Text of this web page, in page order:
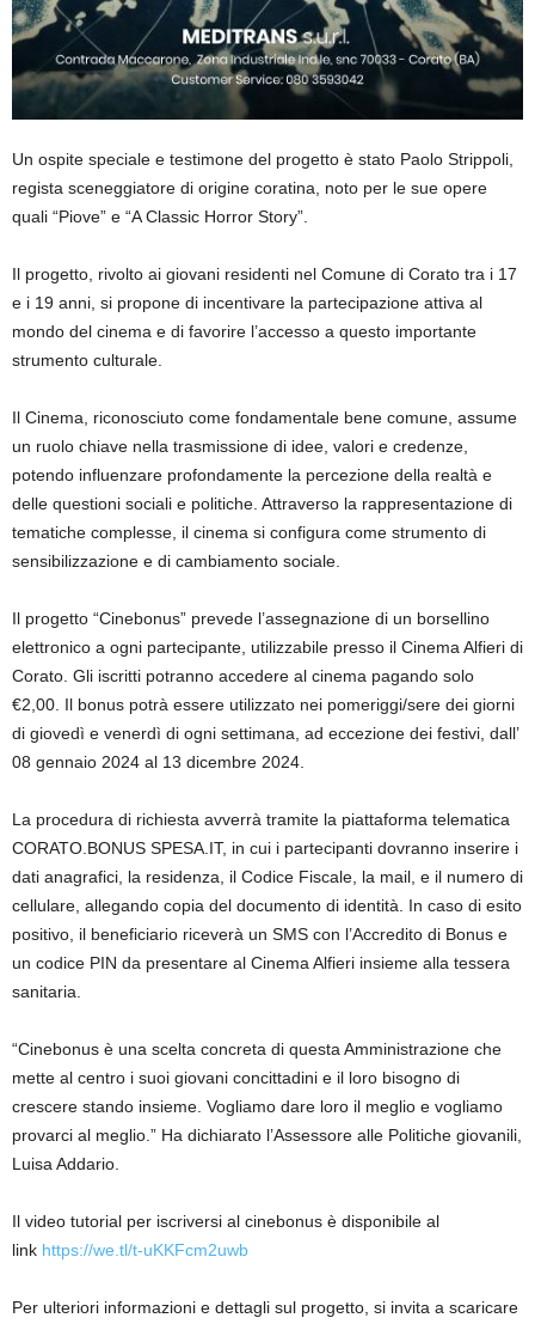
Un ospite speciale e testimone del progetto è stato Paolo Strippoli,
regista sceneggiatore di origine coratina, noto per le sue opere
quali “Piove” e “A Classic Horror Story”.
Il progetto, rivolto ai giovani residenti nel Comune di Corato tra i 17
e i 19 anni, si propone di incentivare la partecipazione attiva al
mondo del cinema e di favorire l’accesso a questo importante
strumento culturale.
Il Cinema, riconosciuto come fondamentale bene comune, assume
un ruolo chiave nella trasmissione di idee, valori e credenze,
potendo influenzare profondamente la percezione della realtà e
delle questioni sociali e politiche. Attraverso la rappresentazione di
tematiche complesse, il cinema si configura come strumento di
sensibilizzazione e di cambiamento sociale.
Il progetto “Cinebonus” prevede l’assegnazione di un borsellino
elettronico a ogni partecipante, utilizzabile presso il Cinema Alfieri di
Corato. Gli iscritti potranno accedere al cinema pagando solo
€2,00. Il bonus potrà essere utilizzato nei pomeriggi/sere dei giorni
di giovedì e venerdì di ogni settimana, ad eccezione dei festivi, dall’
08 gennaio 2024 al 13 dicembre 2024.
La procedura di richiesta avverrà tramite la piattaforma telematica
CORATO.BONUS SPESA.IT, in cui i partecipanti dovranno inserire i
dati anagrafici, la residenza, il Codice Fiscale, la mail, e il numero di
cellulare, allegando copia del documento di identità. In caso di esito
positivo, il beneficiario riceverà un SMS con l’Accredito di Bonus e
un codice PIN da presentare al Cinema Alfieri insieme alla tessera
sanitaria.
“Cinebonus è una scelta concreta di questa Amministrazione che
mette al centro i suoi giovani concittadini e il loro bisogno di
crescere stando insieme. Vogliamo dare loro il meglio e vogliamo
provarci al meglio.” Ha dichiarato l’Assessore alle Politiche giovanili,
Luisa Addario.
Il video tutorial per iscriversi al cinebonus è disponibile al
link https://we.tl/t-uKKFcm2uwb
Per ulteriori informazioni e dettagli sul progetto, si invita a scaricare